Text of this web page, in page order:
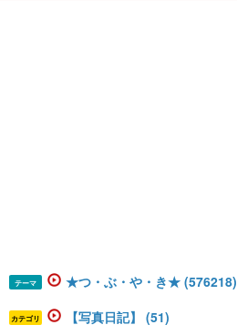
テーマ ★つ・ぶ・や・き★ (576218)
カテゴリ 【写真日記】 (51)